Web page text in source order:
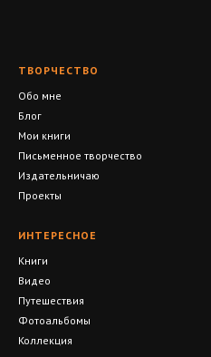
ТВОРЧЕСТВО
Обо мне
Блог
Мои книги
Письменное творчество
Издательничаю
Проекты
ИНТЕРЕСНОЕ
Книги
Видео
Путешествия
Фотоальбомы
Коллекция